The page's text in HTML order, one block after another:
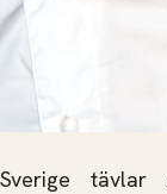
Sverige